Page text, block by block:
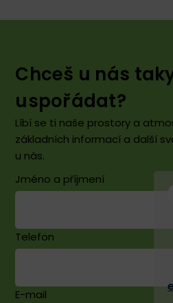
Chceš u nás
uspořádat?
Líbí se ti naše prostory a
základních informací a další
u nás.
Jméno a příjmení
Telefon
E-mail